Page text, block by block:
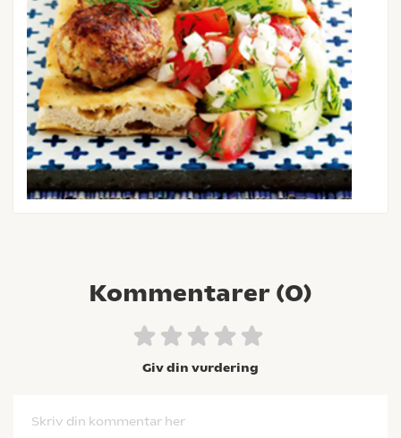
Kommentarer (0)
Giv din vurdering
Skriv din kommentar her